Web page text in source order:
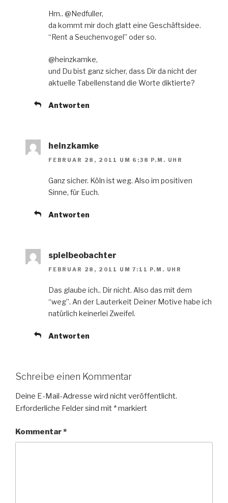
Hm.. @Nedfuller,
da kommt mir doch glatt eine Geschäftsidee.
“Rent a Seuchenvogel” oder so.
@heinzkamke,
und Du bist ganz sicher, dass Dir da nicht der
aktuelle Tabellenstand die Worte diktierte?
Antworten
heinzkamke
FEBRUAR 28, 2011 UM 6:38 P.M. UHR
Ganz sicher. Köln ist weg. Also im positiven
Sinne, für Euch.
Antworten
spielbeobachter
FEBRUAR 28, 2011 UM 7:11 P.M. UHR
Das glaube ich.. Dir nicht. Also das mit dem
“weg”. An der Lauterkeit Deiner Motive habe ich
natürlich keinerlei Zweifel.
Antworten
Schreibe einen Kommentar
Deine E-Mail-Adresse wird nicht veröffentlicht.
Erforderliche Felder sind mit *markiert
Kommentar*